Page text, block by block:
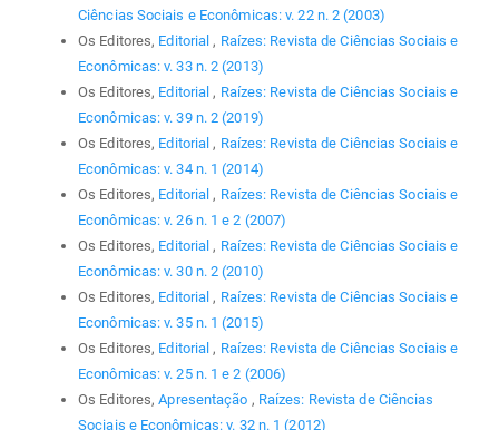
Ciências Sociais e Econômicas: v. 22 n. 2 (2003)
Os Editores, Editorial, Raízes: Revista de Ciências Sociais e
Econômicas: v. 33 n. 2 (2013)
Os Editores, Editorial, Raízes: Revista de Ciências Sociais e
Econômicas: v. 39 n. 2 (2019)
Os Editores, Editorial, Raízes: Revista de Ciências Sociais e
Econômicas: v. 34 n. 1 (2014)
Os Editores, Editorial, Raízes: Revista de Ciências Sociais e
Econômicas: v. 26 n. 1 e 2 (2007)
Os Editores, Editorial, Raízes: Revista de Ciências Sociais e
Econômicas: v. 30 n. 2 (2010)
Os Editores, Editorial, Raízes: Revista de Ciências Sociais e
Econômicas: v. 35 n. 1 (2015)
Os Editores, Editorial, Raízes: Revista de Ciências Sociais e
Econômicas: v. 25 n. 1 e 2 (2006)
Os Editores,Apresentação , Raízes: Revista de Ciências
Sociais e Econômicas: v. 32 n. 1 (2012)